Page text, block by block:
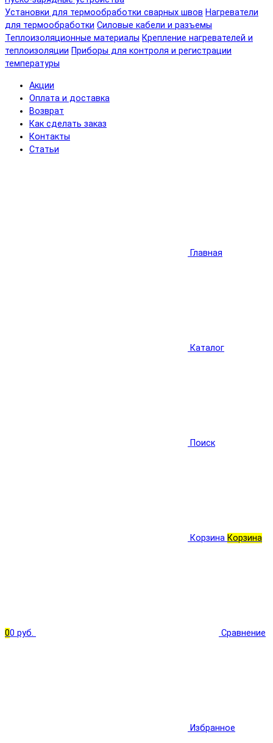
Установки для термообработки сварных швов Нагреватели
для термообработки Силовые кабели и разъемы
Теплоизоляционные материалы Крепление нагревателей и
теплоизоляции Приборы для контроля и регистрации
температуры
Акции
Оплата и доставка
Возврат
Как сделать заказ
Контакты
Статьи
Главная
Каталог
Поиск
Корзина Корзина
00 руб. Сравнение
Избранное